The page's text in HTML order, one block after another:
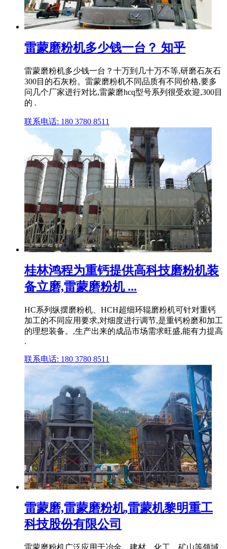
雷蒙磨粉机多少钱一台？ 知乎
雷蒙磨粉机多少钱一台？十万到几十万不等,研磨石灰石
300目的石灰粉。雷蒙磨粉机不同品质有不同价格,要多
问几个厂家进行对比,雷蒙磨hcq型号系列很受欢迎,300目
的 .
联系电话: 180 3780 8511
桂林鸿程为重钙提供高科技磨粉机装
备立磨,雷蒙磨粉机 ...
HC系列纵摆磨粉机、HCH超细环辊磨粉机可针对重钙
加工的不同应用要求,对细度进行调节,是重钙粉磨和加工
的理想装备。,生产出来的成品市场需求旺盛,能有力提高
.
联系电话: 180 3780 8511
雷蒙磨,雷蒙磨粉机,雷蒙机黎明重工
科技股份有限公司
雷蒙磨粉机广泛应用于冶金、建材、化工、矿山等领域